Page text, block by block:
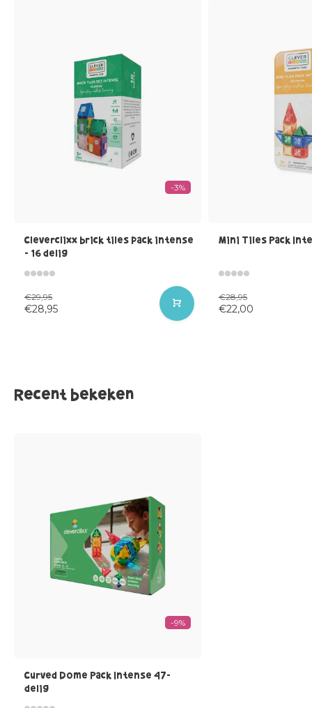
-3%
Cleverclixx brick tiles pack intense
- 16 delig
€29,95
€28,95
Mini Tiles Pack
€28,95
€22,00
Recent bekeken
-9%
Curved Dome Pack Intense 47-
delig